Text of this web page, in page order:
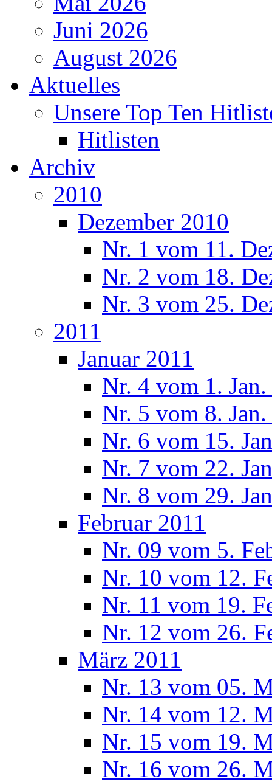
Juni 2026
August 2026
Aktuelles
Unsere Top Ten
Hitlisten
Archiv
2010
Dezember 2010
Nr. 1 vom 11.
Nr. 2 vom 18.
Nr. 3 vom 25.
2011
Januar 2011
Nr. 4 vom 1.
Nr. 5 vom 8.
Nr. 6 vom 15.
Nr. 7 vom 22.
Nr. 8 vom 29.
Februar 2011
Nr. 09 vom 5.
Nr. 10 vom 12.
Nr. 11 vom 19.
Nr. 12 vom 26.
März 2011
Nr. 13 vom 05.
Nr. 14 vom 12.
Nr. 15 vom 19.
Nr. 16 vom 26.